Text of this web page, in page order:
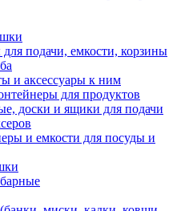
подачи, емкости, корзины
и аксессуары к ним
для продуктов
доски и ящики для подачи
и емкости для посуды и